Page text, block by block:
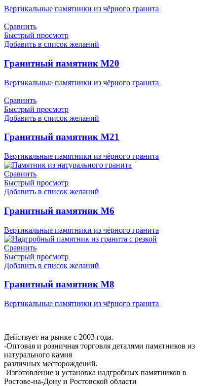
Вертикальные памятники из чёрного гранита
Сравнить
Быстрый просмотр
Добавить в список желаний
Гранитный памятник М20
Вертикальные памятники из чёрного гранита
Сравнить
Быстрый просмотр
Добавить в список желаний
Гранитный памятник М21
Вертикальные памятники из чёрного гранита
Сравнить
Быстрый просмотр
Добавить в список желаний
Гранитный памятник М6
Вертикальные памятники из чёрного гранита
Сравнить
Быстрый просмотр
Добавить в список желаний
Гранитный памятник М8
Вертикальные памятники из чёрного гранита
Действует на рынке с 2003 года.
-Оптовая и розничная торговля деталями памятников из
натурального камня
различных месторождений.
Изготовление и установка надгробных памятников в
Ростове-на-Дону и Ростовской области